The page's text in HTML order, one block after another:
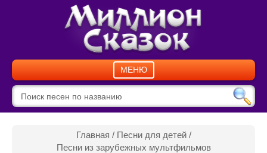
МЕНЮ
Главная / Песни для детей/
Песни из зарубежных мультфильмов